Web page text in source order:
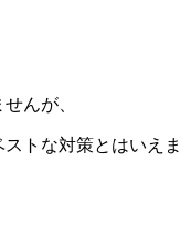
んが、
トな対策とはいえま